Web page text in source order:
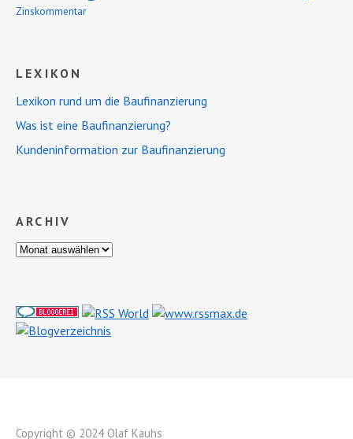
Zinskommentar
LEXIKON
Lexikon rund um die Baufinanzierung
Was ist eine Baufinanzierung?
Kundeninformation zur Baufinanzierung
ARCHIV
Copyright © 2024 Olaf Kauhs